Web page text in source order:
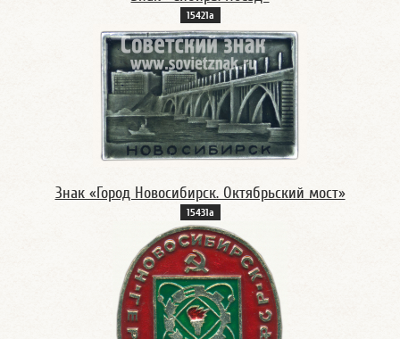
15421а
Знак «Город Новосибирск. Октябрьский мост»
15431а